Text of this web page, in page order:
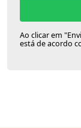
Ao clicar em
está de acordo